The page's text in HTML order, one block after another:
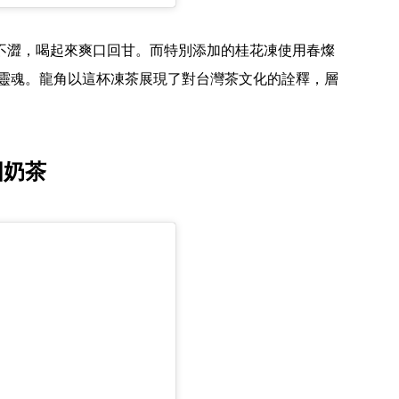
，喝起來爽口回甘。而特別添加的桂花凍使用春燦
。龍角以這杯凍茶展現了對台灣茶文化的詮釋，層
茶